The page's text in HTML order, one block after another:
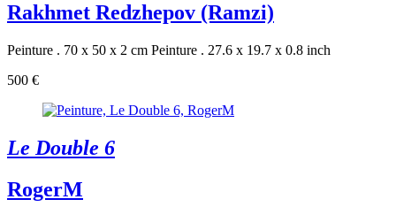
Rakhmet Redzhepov (Ramzi)
Peinture . 70 x 50 x 2 cm Peinture . 27.6 x 19.7 x 0.8 inch
500 €
Le Double 6
RogerM